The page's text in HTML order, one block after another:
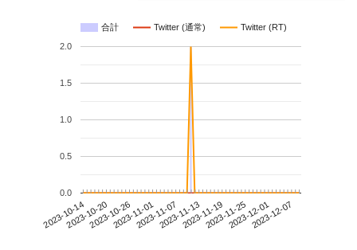
合計 Twitter (通常) Twitter (RT)
2023-10-142023-10-202023-10-262023-11-012023-11-072023-11-132023-11-192023-11-252023-12-012023-12-07
0.0
0.5
1.0
1.5
2.0